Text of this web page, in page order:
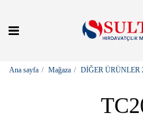
Ana sayfa Mağaza DİĞER ÜRÜNLER